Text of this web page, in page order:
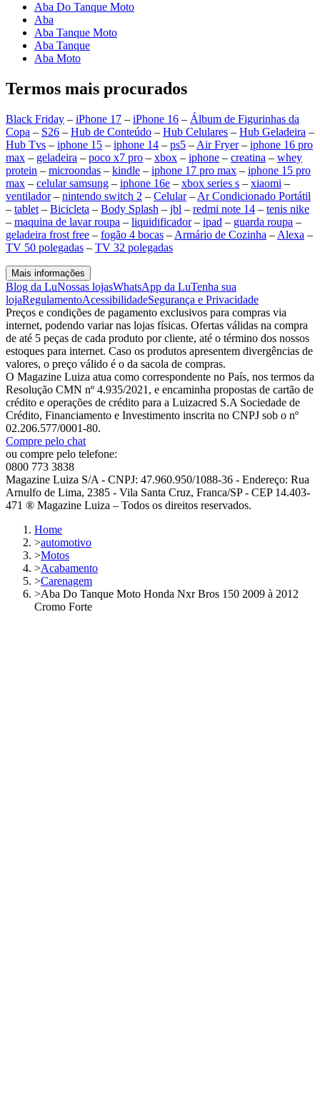
Aba Do Tanque Moto
Aba
Aba Tanque Moto
Aba Tanque
Aba Moto
Termos mais procurados
Black Friday – iPhone 17 – iPhone 16 – Álbum de Figurinhas da
Copa – S26 – Hub de Conteúdo – Hub Celulares – Hub Geladeira –
Hub Tvs – iphone 15 – iphone 14 – ps5 – Air Fryer– iphone 16 pro
max – geladeira – poco x7 pro – xbox – iphone – creatina – whey
protein – microondas – kindle – iphone 17 pro max – iphone 15 pro
max – celular samsung – iphone 16e – xbox series s – xiaomi –
ventilador– nintendo switch 2 – Celular– Ar Condicionado Portátil
– tablet – Bicicleta – Body Splash – jbl – redmi note 14 – tenis nike
– maquina de lavar roupa – liquidificador– ipad – guarda roupa –
geladeira frost free – fogão 4 bocas – Armário de Cozinha – Alexa –
TV 50 polegadas – TV 32 polegadas
Mais informações
Blog da LuNossas lojasWhatsApp da LuTenha sua
lojaRegulamentoAcessibilidadeSegurança e Privacidade
Preços e condições de pagamento exclusivos para compras via
internet, podendo variar nas lojas físicas. Ofertas válidas na compra
de até 5 peças de cada produto por cliente, até o término dos nossos
estoques para internet. Caso os produtos apresentem divergências de
valores, o preço válido é o da sacola de compras.
O Magazine Luiza atua como correspondente no País, nos termos da
Resolução CMN nº 4.935/2021, e encaminha propostas de cartão de
crédito e operações de crédito para a Luizacred S.A Sociedade de
Crédito, Financiamento e Investimento inscrita no CNPJ sob o nº
02.206.577/0001-80.
Compre pelo chat
ou compre pelo telefone:
0800 773 3838
Magazine Luiza S/A - CNPJ: 47.960.950/1088-36 - Endereço: Rua
Arnulfo de Lima, 2385 - Vila Santa Cruz, Franca/SP - CEP 14.403-
471 ® Magazine Luiza – Todos os direitos reservados.
Home
>automotivo
>Motos
>Acabamento
>Carenagem
>Aba Do Tanque Moto Honda Nxr Bros 150 2009 à 2012
Cromo Forte